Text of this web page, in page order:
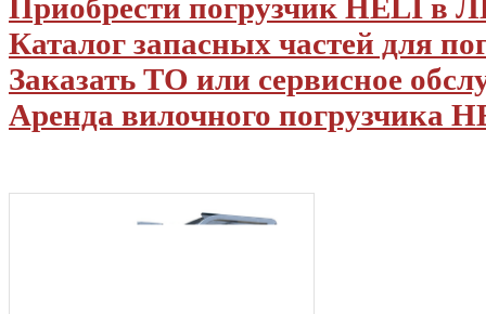
Приобрести погрузчик HELI в
Каталог запасных частей для
Заказать ТО или сервисное
Аренда вилочного погрузчика